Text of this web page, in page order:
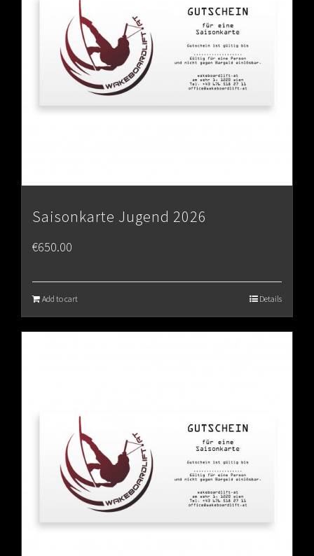
Saisonkarte Jugend 2026
€650.00
Add to cart Details